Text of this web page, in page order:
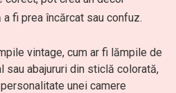
fi prea încărcat sau confuz.
vintage, cum ar fi lămpile de
sau abajururi din sticlă colorată,
unei camere